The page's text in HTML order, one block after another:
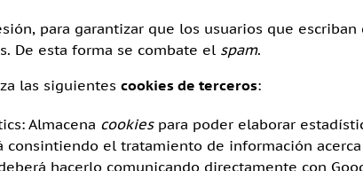
para garantizar que los usuarios que
De esta forma se combate el spam.
las siguientes cookies de terceros:
Almacena cookiespara poder elaborar
consintiendo el tratamiento de información
hacerlo comunicando directamente con